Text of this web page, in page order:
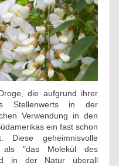
die aufgrund ihrer
Stellenwerts in der
Verwendung in den
ein fast schon
Diese geheimnisvolle
als "das Molekül des
in der Natur überall